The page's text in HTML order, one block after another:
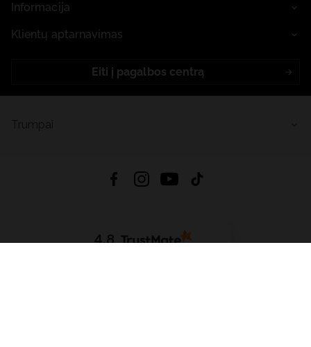
Informacija
Klientų aptarnavimas
Eiti į pagalbos centrą
4.8